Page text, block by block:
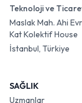
Teknoloji ve
Maslak Mah. Ahi
Kat Kolektif House
İstanbul, Türkiye
SAĞLIK
Uzmanlar